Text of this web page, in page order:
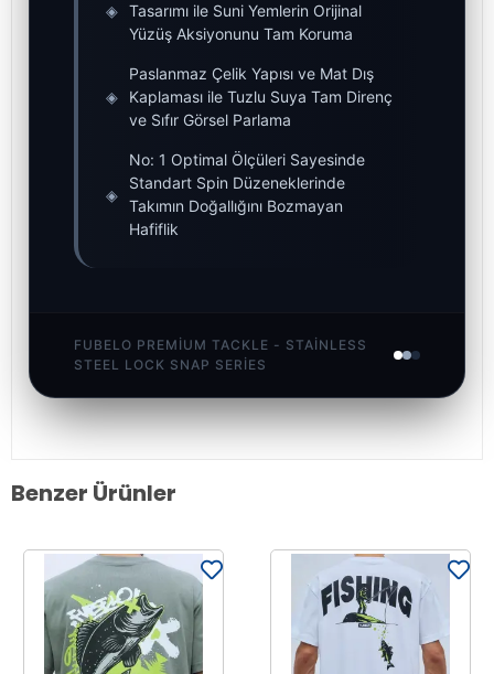
◈ Tasarımı ile Suni Yemlerin Orijinal
Yüzüş Aksiyonunu Tam Koruma
◈
Paslanmaz Çelik Yapısı ve Mat Dış
Kaplaması ile Tuzlu Suya Tam Direnç
ve Sıfır Görsel Parlama
◈
No: 1 Optimal Ölçüleri Sayesinde
Standart Spin Düzeneklerinde
Takımın Doğallığını Bozmayan
Hafiflik
FUBELO PREMIUM TACKLE - STAINLESS
STEEL LOCK SNAP SERIES
Benzer Ürünler